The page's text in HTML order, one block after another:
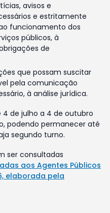
avisos e
e estritamente
funcionamento dos
públicos, à
de
que possam suscitar
pela comunicação
à análise jurídica.
4 de julho a 4 de outubro
podendo permanecer até
segundo turno.
ser consultadas
aos Agentes Públicos
elaborada pela